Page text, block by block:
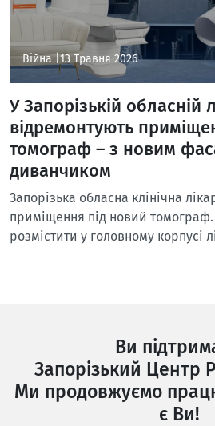
Війна |13 Травня 2026
У Запорізькій обласній
відремонтують
томограф – з новим
диванчиком
Запорізька обласна клінічна
приміщення під новий томограф.
розмістити у головному корпусі
Ви
Запорізький Центр
Ми продовжуємо
є Ви!